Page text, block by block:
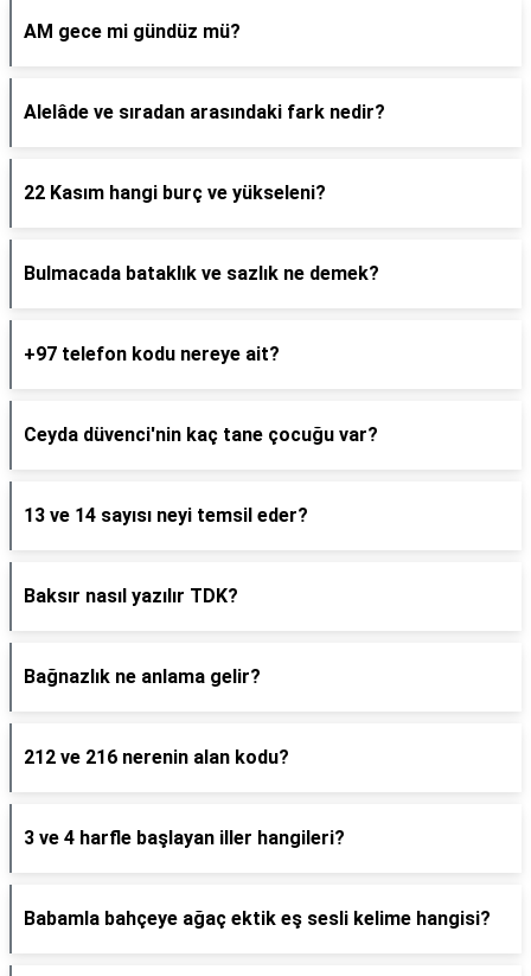
AM gece mi gündüz mü?
Alelâde ve sıradan arasındaki fark nedir?
22 Kasım hangi burç ve yükseleni?
Bulmacada bataklık ve sazlık ne demek?
+97 telefon kodu nereye ait?
Ceyda düvenci'nin kaç tane çocuğu var?
13 ve 14 sayısı neyi temsil eder?
Baksır nasıl yazılır TDK?
Bağnazlık ne anlama gelir?
212 ve 216 nerenin alan kodu?
3 ve 4 harfle başlayan iller hangileri?
Babamla bahçeye ağaç ektik eş sesli kelime hangisi?